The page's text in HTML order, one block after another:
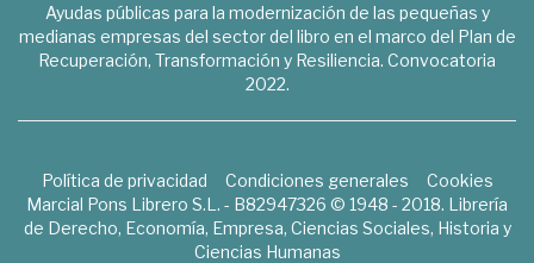
Ayudas públicas para la modernización de las pequeñas y
medianas empresas del sector del libro en el marco del Plan de
Recuperación, Transformación y Resiliencia. Convocatoria
2022.
Política de privacidad Condiciones generales
Cookies
Marcial Pons Librero S.L. - B82947326 © 1948 - 2018. Librería
de Derecho, Economía, Empresa, Ciencias Sociales, Historia y
Ciencias Humanas